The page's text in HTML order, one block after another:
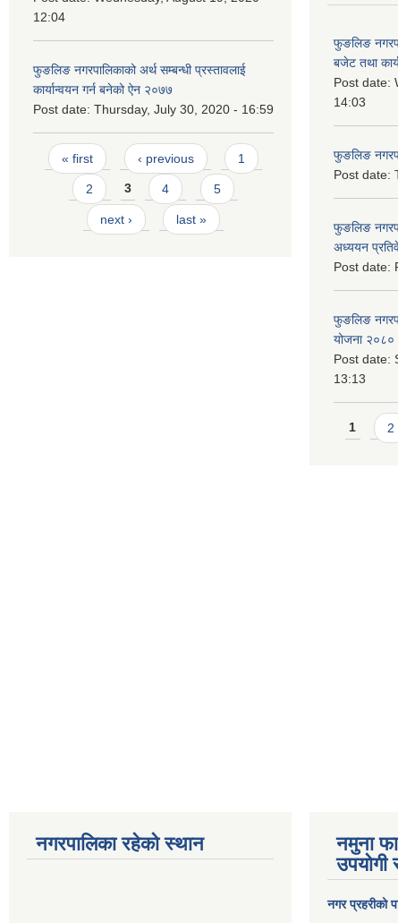
12:04
फुङलिङ नगरपालिकाको अर्थ सम्बन्धी प्रस्तावलाई
कार्यान्वयन गर्न बनेको ऐन २०७७
Post date: Thursday, July 30, 2020 - 16:59
Pages
« first ‹ previous 1
2 3 4 5
next › last »
फुङलिङ
बजेट तथा
Post date:
14:03
फुङलिङ
Post date:
फुङलिङ
अध्ययन
Post date:
फुङलिङ
योजना २०८०
Post date:
13:13
Pages
1 2
नगरपालिका रहेको स्थान
नमुना
उपयोगी
नगर प्रहरीको